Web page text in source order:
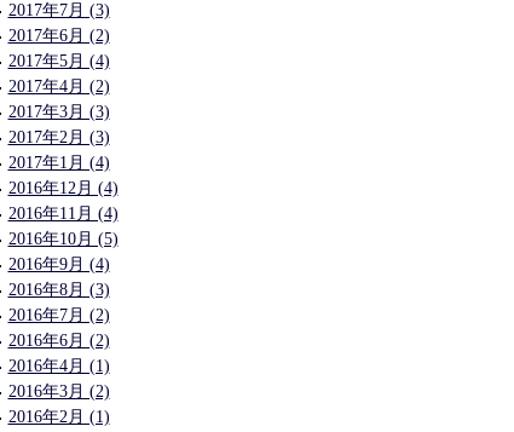
2017年7月 (3)
2017年6月 (2)
2017年5月 (4)
2017年4月 (2)
2017年3月 (3)
2017年2月 (3)
2017年1月 (4)
2016年12月 (4)
2016年11月 (4)
2016年10月 (5)
2016年9月 (4)
2016年8月 (3)
2016年7月 (2)
2016年6月 (2)
2016年4月 (1)
2016年3月 (2)
2016年2月 (1)